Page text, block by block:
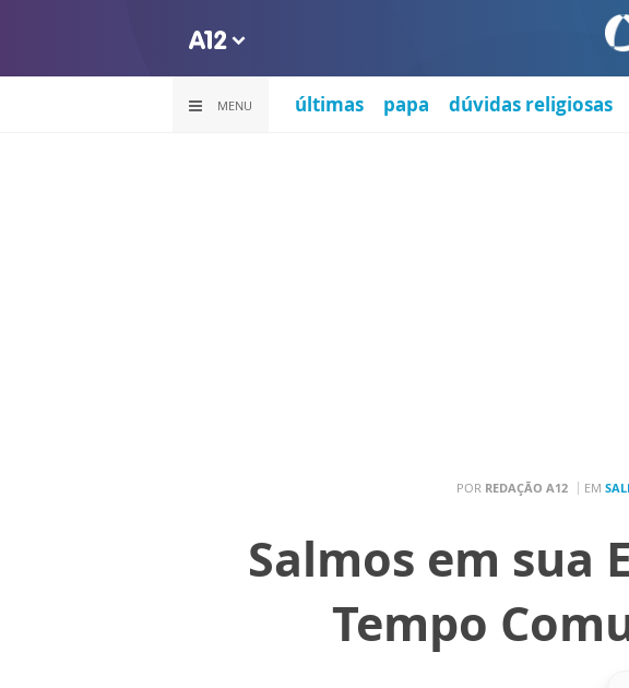
MENU últimas papa dúvidas religiosas
POR REDAÇÃO A12 EM
Salmos em sua
Tempo